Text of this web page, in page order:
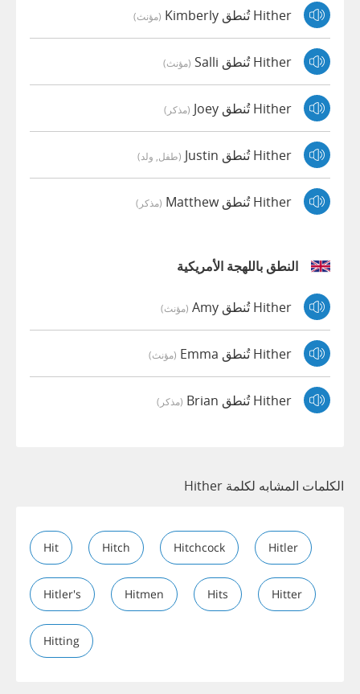
Hither تُنطق Kimberly (مؤنث)
Hither تُنطق Salli (مؤنث)
Hither تُنطق Joey (مذكر)
Hither تُنطق Justin (طفل, ولد)
Hither تُنطق Matthew (مذكر)
النطق باللهجة الأمريكية
Hither تُنطق Amy (مؤنث)
Hither تُنطق Emma (مؤنث)
Hither تُنطق Brian (مذكر)
الكلمات المشابه لكلمة Hither
Hit Hitch Hitchcock Hitler
Hitler's Hitmen Hits Hitter
Hitting